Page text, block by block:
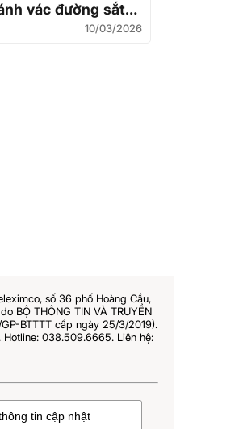
vác đường sắt
độ cao Bắc –10/03/2026
số 36 phố Hoàng Cầu,
BỘ THÔNG TIN VÀ TRUYỀN
BTTTT cấp ngày 25/3/2019).
Hotline: 038.509.6665. Liên hệ: